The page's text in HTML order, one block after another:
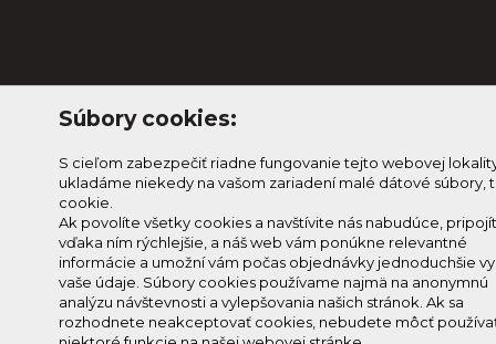
info@knh.sk
+421 903
294 997
Prihlásenie
nastavenie
cookies
Odoberaj Kam na
Horehroní
Prihlás sa na odber a
dostávaj novinky ako prvý
Súbory cookies:
S cieľom zabezpečiť riadne fungovanie tejto webovej
ukladáme niekedy na vašom zariadení malé dátové súbory,
cookie.
Ak povolíte všetky cookies a navštívite nás nabudúce,
vďaka ním rýchlejšie, a náš web vám ponúkne relevantné
informácie a umožní vám počas objednávky jednoduchšie
vaše údaje. Súbory cookies používame najmä na anonymnú
analýzu návštevnosti a vylepšovania našich stránok. Ak sa
rozhodnete neakceptovať cookies, nebudete môcť